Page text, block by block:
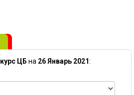
курс ЦБ на 26 Январь 2021: